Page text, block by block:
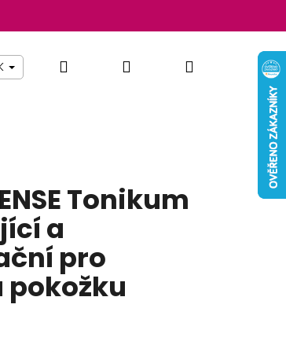
Simona Pomůcky Nábytek
Hledat PřihlášeníNákupní
Tonikum
a
pro